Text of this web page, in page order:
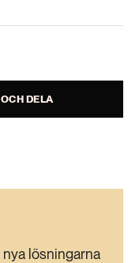
DELA
lösningarna